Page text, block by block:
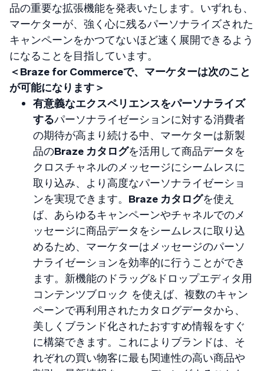
品の重要な拡張機能を発表いたします。いずれも、
マーケターが、強く心に残るパーソナライズされた
キャンペーンをかつてないほど速く展開できるよう
になることを目指しています。
＜Braze for Commerceで、マーケターは次のこと
が可能になります＞
有意義なエクスペリエンスをパーソナライズ
するパーソナライゼーションに対する消費者
の期待が高まり続ける中、マーケターは新製
品のBraze カタログを活用して商品データを
クロスチャネルのメッセージにシームレスに
取り込み、より高度なパーソナライゼーショ
ンを実現できます。 Braze カタログを使え
ば、あらゆるキャンペーンやチャネルでのメ
ッセージに商品データをシームレスに取り込
めるため、マーケターはメッセージのパーソ
ナライゼーションを効率的に行うことができ
ます。新機能のドラッグ&ドロップエディタ用
コンテンツブロック を使えば、複数のキャン
ペーンで再利用されたカタログデータから、
美しくブランド化されたおすすめ情報をすぐ
に構築できます。これによりブランドは、そ
れぞれの買い物客に最も関連性の高い商品や